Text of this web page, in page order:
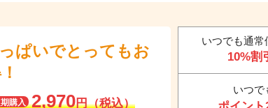
ぱいでとってもお
購入 2,970円（税込）
いつでも通常
10%割
いつで